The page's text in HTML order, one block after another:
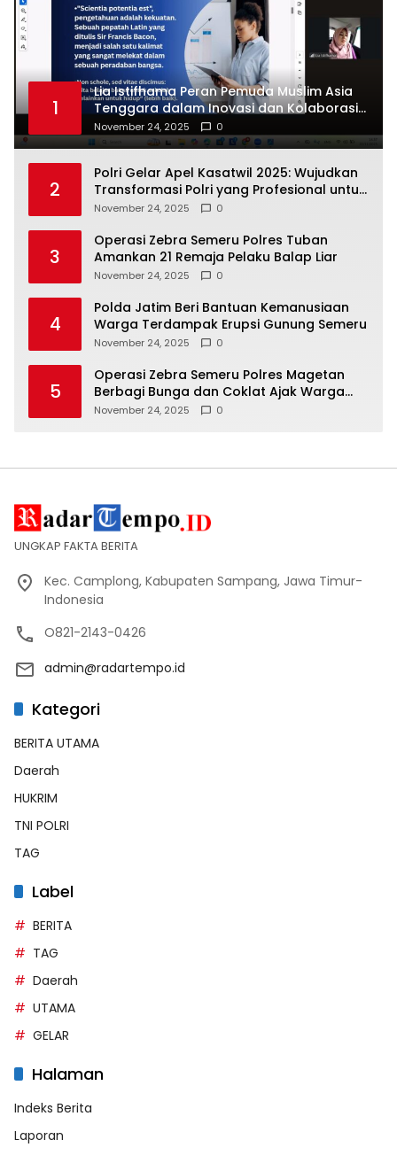
1
Lia Istifhama Peran Pemuda Muslim Asia
Tenggara dalam Inovasi dan Kolaborasi
Internasional
November 24, 2025 0
2
Polri Gelar Apel Kasatwil 2025: Wujudkan
Transformasi Polri yang Profesional untuk
Masyarakat
November 24, 2025 0
3
Operasi Zebra Semeru Polres Tuban
Amankan 21 Remaja Pelaku Balap Liar
November 24, 2025 0
4
Polda Jatim Beri Bantuan Kemanusiaan
Warga Terdampak Erupsi Gunung Semeru
November 24, 2025 0
5
Operasi Zebra Semeru Polres Magetan
Berbagi Bunga dan Coklat Ajak Warga
Tertib Lalin
November 24, 2025 0
UNGKAP FAKTA BERITA
Kec. Camplong, Kabupaten Sampang, Jawa Timur-
Indonesia
O821-2143-0426
admin@radartempo.id
Kategori
BERITA UTAMA
Daerah
HUKRIM
TNI POLRI
TAG
Label
BERITA
TAG
Daerah
UTAMA
GELAR
Halaman
Indeks Berita
Laporan